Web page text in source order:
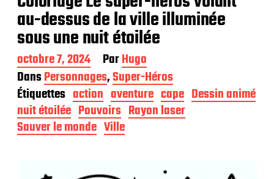
au-dessus de la ville illuminée
sous une nuit étoilée
D
a
t
e
d
e
p
octobre 7, 2024 ParHugo
DansPersonnages,Super-Héros
Étiquettes action aventure cape Dessin animé
nuit étoilée Pouvoirs Rayon laser
Sauver le monde Ville